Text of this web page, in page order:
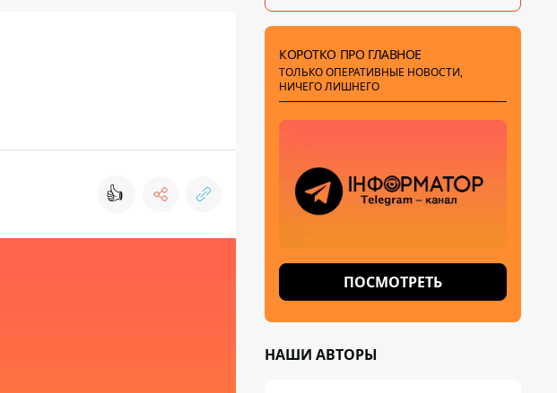
👍
КОРОТКО ПРО ГЛАВНОЕ
ТОЛЬКО ОПЕРАТИВНЫЕ НОВОСТИ,
НИЧЕГО ЛИШНЕГО
ПОСМОТРЕТЬ
НАШИ АВТОРЫ